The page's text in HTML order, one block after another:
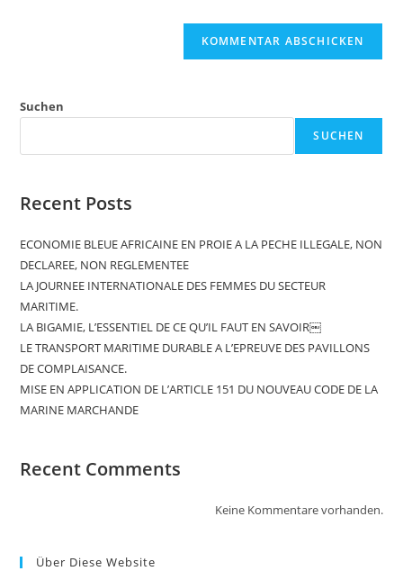
Suchen
SUCHEN
Recent Posts
ECONOMIE BLEUE AFRICAINE EN PROIE A LA PECHE ILLEGALE, NON
DECLAREE, NON REGLEMENTEE
LA JOURNEE INTERNATIONALE DES FEMMES DU SECTEUR
MARITIME.
LA BIGAMIE, L’ESSENTIEL DE CE QU’IL FAUT EN SAVOIR￼
LE TRANSPORT MARITIME DURABLE A L’EPREUVE DES PAVILLONS
DE COMPLAISANCE.
MISE EN APPLICATION DE L’ARTICLE 151 DU NOUVEAU CODE DE LA
MARINE MARCHANDE
Recent Comments
Keine Kommentare vorhanden.
Über Diese Website